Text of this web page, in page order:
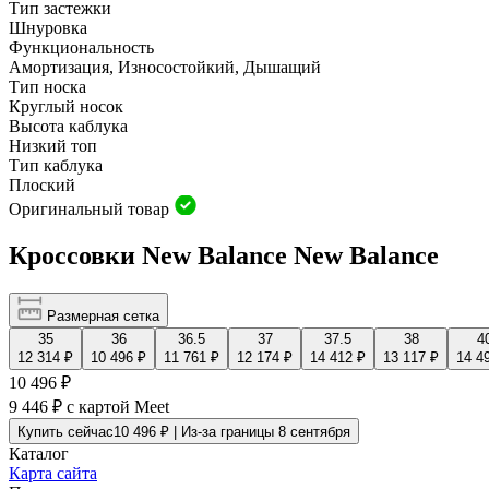
Тип застежки
Шнуровка
Функциональность
Амортизация, Износостойкий, Дышащий
Тип носка
Круглый носок
Высота каблука
Низкий топ
Тип каблука
Плоский
Оригинальный товар
Кроссовки New Balance New Balance
Размерная сетка
35
12 314 ₽
36
10 496 ₽
36.5
11 761 ₽
37
12 174 ₽
37.5
14 412 ₽
38
13 117 ₽
14
10 496 ₽
9 446 ₽ с картой Meet
Купить сейчас10 496 ₽ | Из-за границы 8 сентября
Каталог
Карта сайта